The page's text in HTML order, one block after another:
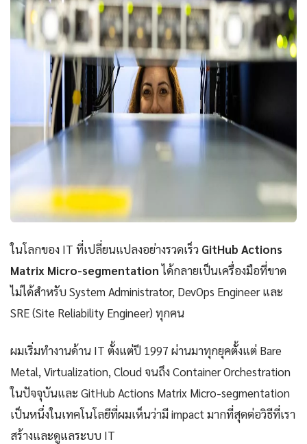
ในโลกของ IT ที่เปลี่ยนแปลงอย่างรวดเร็ว GitHub Actions
Matrix Micro-segmentationได้กลายเป็นเครื่องมือที่ขาด
ไม่ได้สำหรับ System Administrator, DevOps Engineer และ
SRE (Site Reliability Engineer) ทุกคน
ผมเริ่มทำงานด้าน IT ตั้งแต่ปี 1997 ผ่านมาทุกยุคตั้งแต่ Bare
Metal, Virtualization, Cloud จนถึง Container Orchestration
ในปัจจุบันและ GitHub Actions Matrix Micro-segmentation
เป็นหนึ่งในเทคโนโลยีที่ผมเห็นว่ามี impact มากที่สุดต่อวิธีที่เรา
สร้างและดูแลระบบ IT